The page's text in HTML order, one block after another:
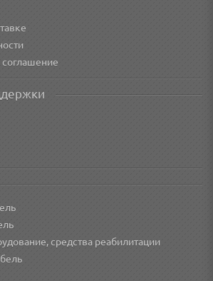
соглашение
средства реабилитации